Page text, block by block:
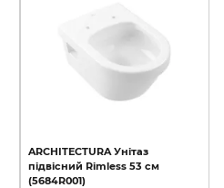
ARCHITECTURA Унітаз
підвісний Rimless 53 см
(5684R001)